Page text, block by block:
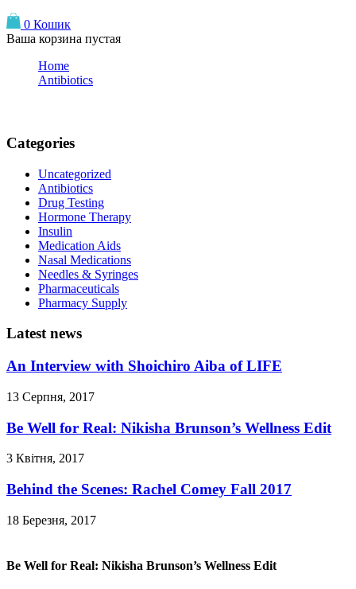
0 Кошик
Ваша корзина пустая
Home
Antibiotics
Categories
Uncategorized
Antibiotics
Drug Testing
Hormone Therapy
Insulin
Medication Aids
Nasal Medications
Needles & Syringes
Pharmaceuticals
Pharmacy Supply
Latest news
An Interview with Shoichiro Aiba of LIFE
13 Серпня, 2017
Be Well for Real: Nikisha Brunson’s Wellness Edit
3 Квітня, 2017
Behind the Scenes: Rachel Comey Fall 2017
18 Березня, 2017
Be Well for Real: Nikisha Brunson’s Wellness Edit